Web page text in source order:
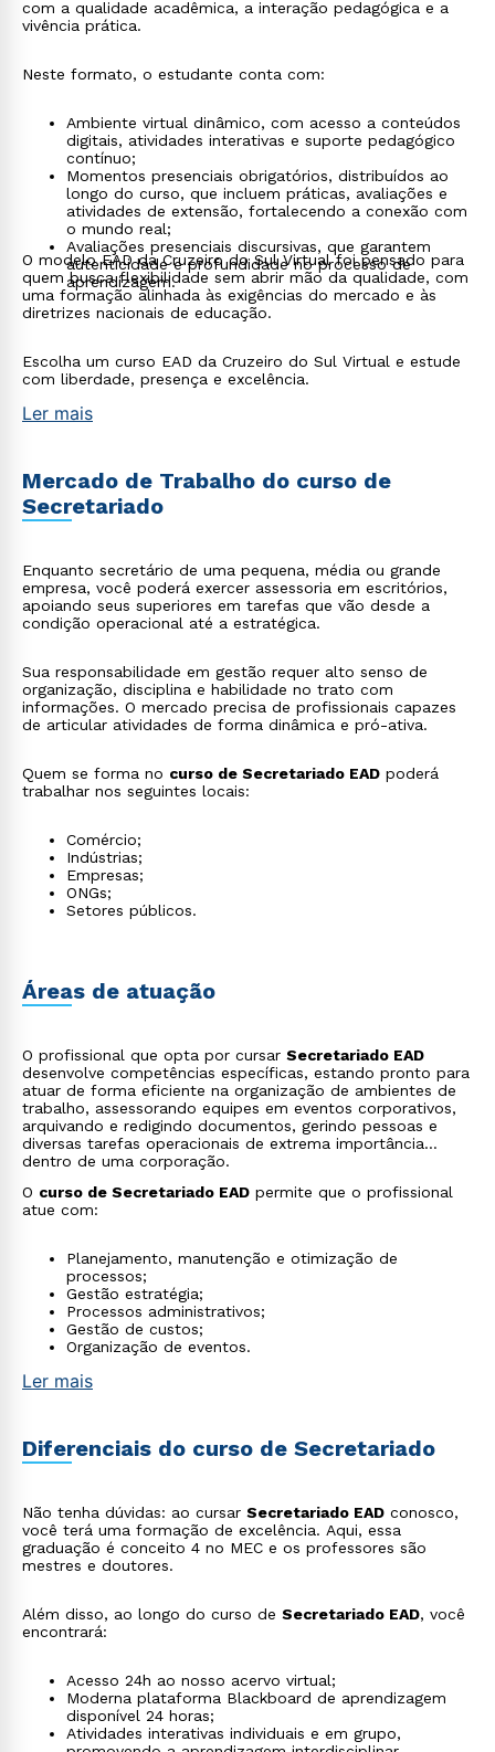
com a qualidade acadêmica, a interação pedagógica e a
vivência prática.
Neste formato, o estudante conta com:
Ambiente virtual dinâmico, com acesso a conteúdos
digitais, atividades interativas e suporte pedagógico
contínuo;
Momentos presenciais obrigatórios, distribuídos ao
longo do curso, que incluem práticas, avaliações e
atividades de extensão, fortalecendo a conexão com
o mundo real;
Avaliações presenciais discursivas, que garantem
autenticidade e profundidade no processo de
aprendizagem.
O modelo EAD da Cruzeiro do Sul Virtual foi pensado para
quem busca flexibilidade sem abrir mão da qualidade, com
uma formação alinhada às exigências do mercado e às
diretrizes nacionais de educação.
Escolha um curso EAD da Cruzeiro do Sul Virtual e estude
com liberdade, presença e excelência.
Ler mais
Mercado de Trabalho do curso de
Secretariado
Enquanto secretário de uma pequena, média ou grande
empresa, você poderá exercer assessoria em escritórios,
apoiando seus superiores em tarefas que vão desde a
condição operacional até a estratégica.
Sua responsabilidade em gestão requer alto senso de
organização, disciplina e habilidade no trato com
informações. O mercado precisa de profissionais capazes
de articular atividades de forma dinâmica e pró-ativa.
Quem se forma no curso de Secretariado EAD poderá
trabalhar nos seguintes locais:
Comércio;
Indústrias;
Empresas;
ONGs;
Setores públicos.
Áreas de atuação
O profissional que opta por cursar Secretariado EAD
desenvolve competências específicas, estando pronto para
atuar de forma eficiente na organização de ambientes de
trabalho, assessorando equipes em eventos corporativos,
arquivando e redigindo documentos, gerindo pessoas e
diversas tarefas operacionais de extrema importância
dentro de uma corporação.
O curso de Secretariado EAD permite que o profissional
atue com:
Planejamento, manutenção e otimização de
processos;
Gestão estratégia;
Processos administrativos;
Gestão de custos;
Organização de eventos.
Ler mais
Diferenciais do curso de Secretariado
Não tenha dúvidas: ao cursar Secretariado EAD conosco,
você terá uma formação de excelência. Aqui, essa
graduação é conceito 4 no MEC e os professores são
mestres e doutores.
Além disso, ao longo do curso de Secretariado EAD, você
encontrará:
Acesso 24h ao nosso acervo virtual;
Moderna plataforma Blackboard de aprendizagem
disponível 24 horas;
Atividades interativas individuais e em grupo,
WhatsApp